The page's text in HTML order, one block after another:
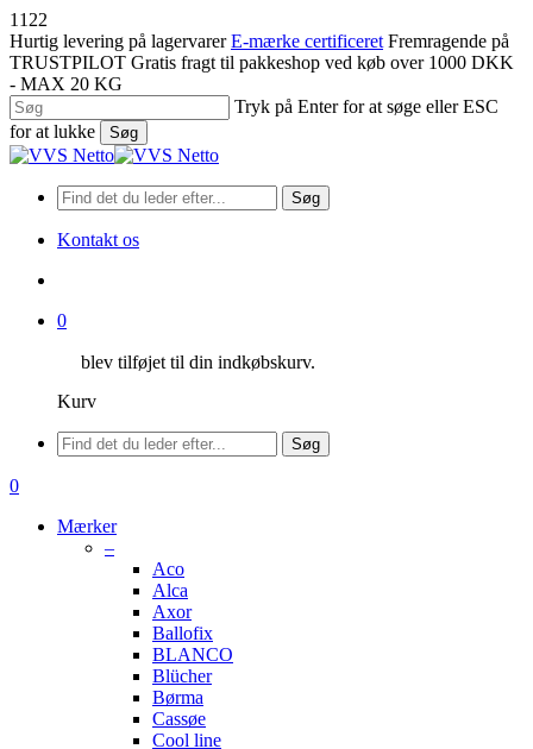
1122
til
hovedindhold
Hurtig levering på lagervarer E-mærke certificeret Fremragende på
TRUSTPILOT Gratis fragt til pakkeshop ved køb over 1000 DKK
- MAX 20 KG
Tryk på Enter for at søge eller ESC
for at lukke
Søg
Luk
Søg
Kontakt os
0
blev tilføjet til din indkøbskurv.
Kurv
Menu
Søg
søge
0
Mærker
–
Aco
Alca
Axor
Ballofix
BLANCO
Blücher
Børma
Cassøe
Cool line